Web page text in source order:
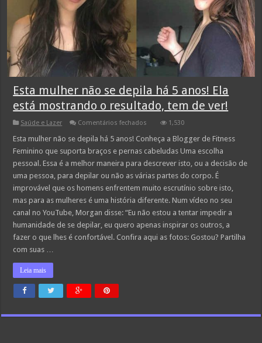
Esta mulher não se depila há 5 anos! Ela
está mostrando o resultado, tem de ver!
Saúde e Lazer Comentários fechados
mulher
se
depila
há
5
anos!
Ela
está
o
resultado,
tem
de
ver!
1,530
Esta mulher não se depila há 5 anos! Conheça a Blogger de Fitness
Feminino que suporta braços e pernas cabeludas Uma escolha
pessoal. Essa é a melhor maneira para descrever isto, ou a decisão de
uma pessoa, para depilar ou não as várias partes do corpo. É
improvável que os homens enfrentem muito escrutínio sobre isto,
mas para as mulheres é uma história diferente. Num vídeo no seu
canal no YouTube, Morgan disse: “Eu não estou a tentar impedir a
humanidade de se depilar, eu quero apenas inspirar os outros, a
fazer o que lhes é confortável. Confira aqui as fotos: Gostou? Partilha
com suas …
Leia mais